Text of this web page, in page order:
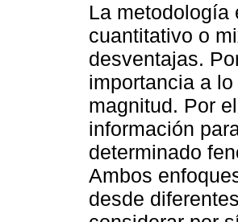
La metodología
cuantitativo o
desventajas.
importancia a
magnitud. Por
información
determinado
Ambos
desde